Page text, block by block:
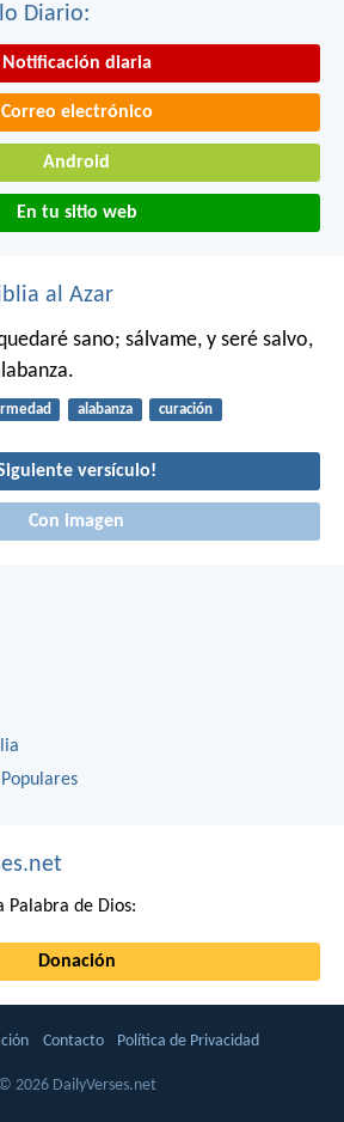
Diario:
Notificación diaria
Correo electrónico
Android
En tu sitio web
al Azar
sano; sálvame, y seré salvo,
alabanza curación
versículo!
Con imagen
Palabra de Dios:
Donación
Contacto Política de Privacidad
© 2026 DailyVerses.net